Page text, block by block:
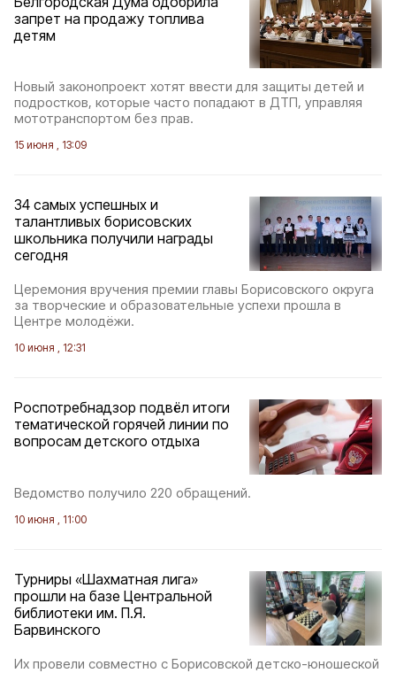
запрет на продажу топлива
детям
Новый законопроект хотят ввести для защиты детей и
подростков, которые часто попадают в ДТП, управляя
мототранспортом без прав.
15 июня , 13:09
34 самых успешных и
талантливых борисовских
школьника получили награды
сегодня
Церемония вручения премии главы Борисовского округа
за творческие и образовательные успехи прошла в
Центре молодёжи.
10 июня , 12:31
Роспотребнадзор подвёл итоги
тематической горячей линии по
вопросам детского отдыха
Ведомство получило 220 обращений.
10 июня , 11:00
Турниры «Шахматная лига»
прошли на базе Центральной
библиотеки им. П.Я.
Барвинского
Их провели совместно с Борисовской детско-юношеской